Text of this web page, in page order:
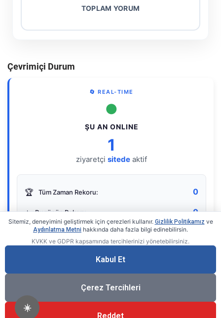
☀️
TOPLAM YORUM
Çevrimiçi Durum
🔄 REAL-TIME
●
ŞU AN ONLINE
1
ziyaretçi sitede aktif
🏆 Tüm Zaman Rekoru: 0
⭐ Bugünün Rekoru: 0
Gerçek zamanlı sayaç
Sitemiz, deneyimini geliştirmek için çerezleri kullanır. Gizlilik Politikamız ve
Aydınlatma Metni hakkında daha fazla bilgi edinebilirsin.
KVKK ve GDPR kapsamında tercihlerinizi yönetebilirsiniz.
Kabul Et
Çerez Tercihleri
Reddet